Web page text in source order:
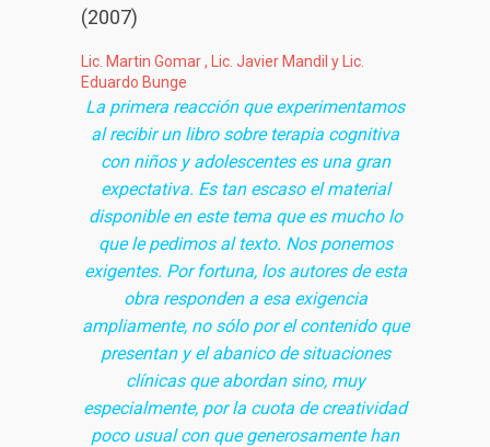
(2007)
Lic. Martin Gomar , Lic. Javier Mandil y Lic.
Eduardo Bunge
La primera reacción que experimentamos
al recibir un libro sobre terapia cognitiva
con niños y adolescentes es una gran
expectativa. Es tan escaso el material
disponible en este tema que es mucho lo
que le pedimos al texto. Nos ponemos
exigentes. Por fortuna, los autores de esta
obra responden a esa exigencia
ampliamente, no sólo por el contenido que
presentan y el abanico de situaciones
clínicas que abordan sino, muy
especialmente, por la cuota de creatividad
poco usual con que generosamente han